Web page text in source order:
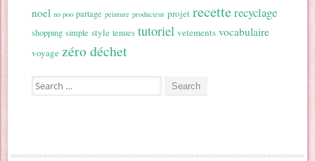
noel no poo partage peinture producteur projet recetterecyclage
shopping simple style tenues tutoriel vetements vocabulaire
voyage zéro déchet
Search for: